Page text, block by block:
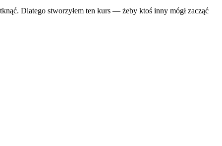
Dlatego stworzyłem ten kurs — żeby ktoś inny mógł zacząć